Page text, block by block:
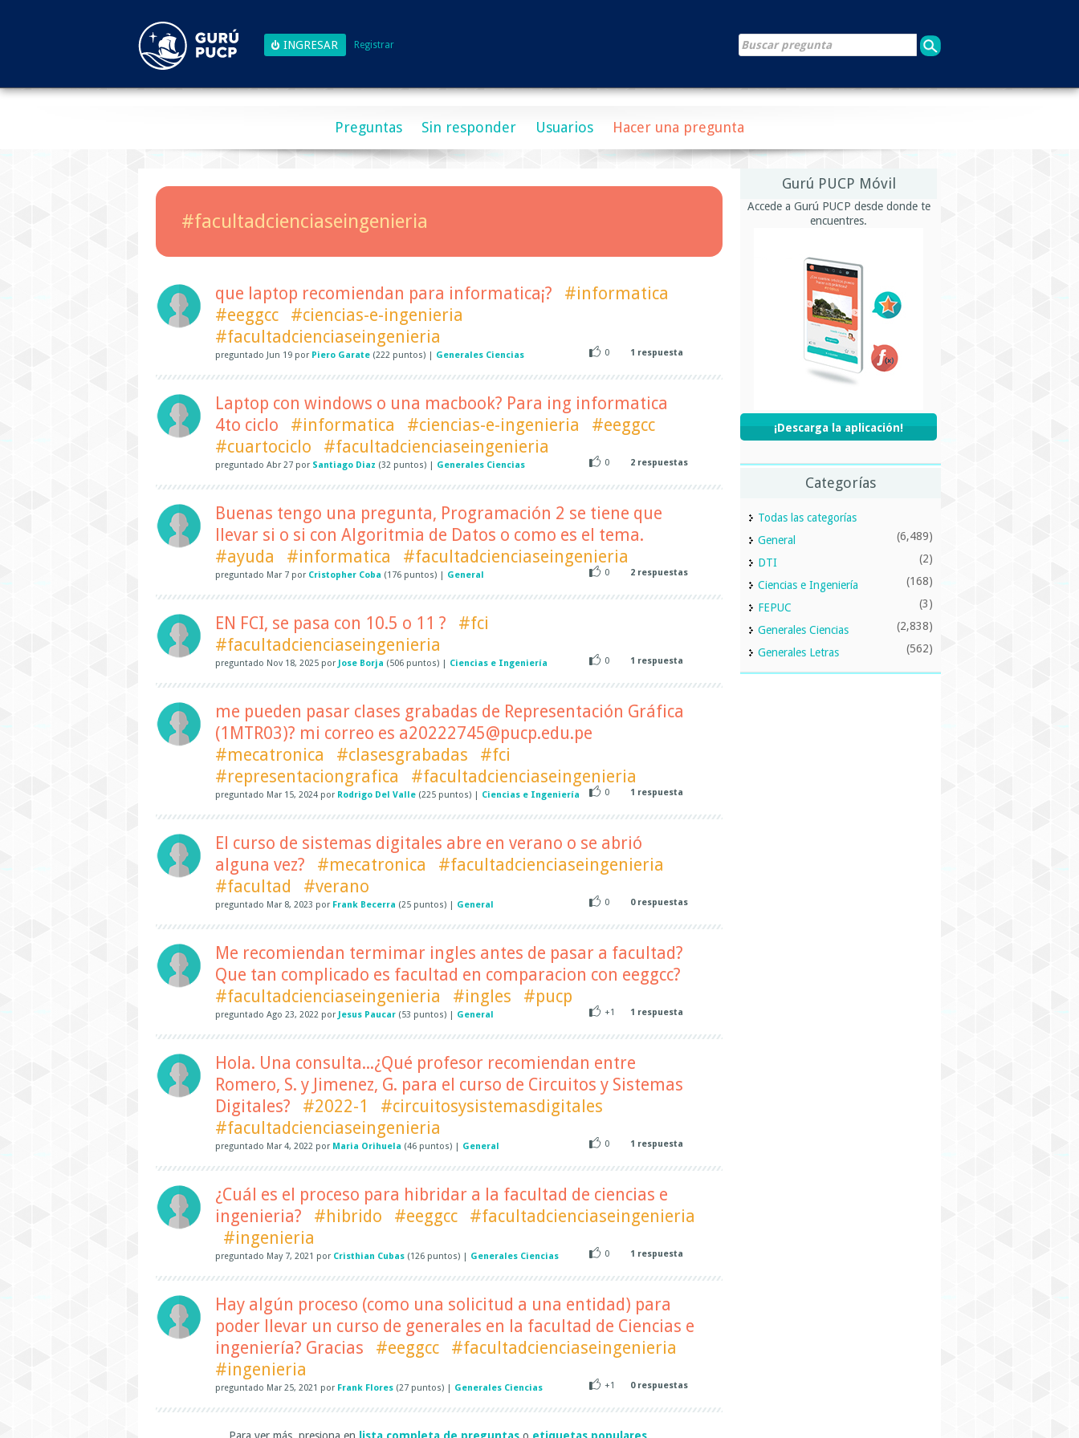
Registrar
Preguntas Sin responder Usuarios Hacer una pregunta
#facultadcienciaseingenieria
que laptop recomiendan para informatica¡?
#informatica
#eeggcc
#ciencias-e-ingenieria
#facultadcienciaseingenieria
preguntado Jun 19 por Piero Garate (222 puntos) Generales Ciencias 0 1 respuesta
Laptop con windows o una macbook? Para ing informatica
4to ciclo
#informatica #ciencias-e-ingenieria
#eeggcc
#cuartociclo
#facultadcienciaseingenieria
preguntado Abr 27 por Santiago Diaz (32 puntos) Generales Ciencias 0 2 respuestas
Buenas tengo una pregunta, Programación 2 se tiene que
llevar si o si con Algoritmia de Datos o como es el tema.
#ayuda
#informatica #facultadcienciaseingenieria
preguntado Mar 7 por Cristopher Coba (176 puntos) General 0 2 respuestas
EN FCI, se pasa con 10.5 o 11 ?
#fci
#facultadcienciaseingenieria
preguntado Nov 18, 2025 por Jose Borja (506 puntos) Ciencias e Ingeniería 0 1 respuesta
me pueden pasar clases grabadas de Representación Gráfica
(1MTR03)? mi correo es a20222745@pucp.edu.pe
#mecatronica
#clasesgrabadas
#fci
#representaciongrafica
#facultadcienciaseingenieria
preguntado Mar 15, 2024 por Rodrigo Del Valle (225 puntos) Ciencias e Ingeniería 0 1 respuesta
El curso de sistemas digitales abre en verano o se abrió
alguna vez?
#mecatronica
#facultadcienciaseingenieria
#facultad
#verano
preguntado Mar 8, 2023 por Frank Becerra (25 puntos) General 0 0respuestas
Me recomiendan termimar ingles antes de pasar a facultad?
Que tan complicado es facultad en comparacion con eeggcc?
#facultadcienciaseingenieria
#ingles #pucp
preguntado Ago 23, 2022 por Jesus Paucar (53 puntos) General +1 1 respuesta
Hola. Una consulta...¿Qué profesor recomiendan entre
Romero, S. y Jimenez, G. para el curso de Circuitos y Sistemas
Digitales?
#2022-1
#circuitosysistemasdigitales
#facultadcienciaseingenieria
preguntado Mar 4, 2022 por Maria Orihuela (46 puntos) General 0 1 respuesta
¿Cuál es el proceso para hibridar a la facultad de ciencias e
ingenieria?
#hibrido #eeggcc
#facultadcienciaseingenieria
#ingenieria
preguntado May 7, 2021 por Cristhian Cubas (126 puntos) Generales Ciencias 0 1 respuesta
Hay algún proceso (como una solicitud a una entidad) para
poder llevar un curso de generales en la facultad de Ciencias e
ingeniería? Gracias
#eeggcc
#facultadcienciaseingenieria
#ingenieria
preguntado Mar 25, 2021 por Frank Flores (27 puntos) Generales Ciencias +1 0respuestas
Gurú PUCP Móvil
Accede a Gurú PUCP desde donde te
encuentres.
¡Descarga la aplicación!
Categorías
Todas las categorías
General
(6,489)
DTI (2)
Ciencias e Ingeniería (168)
FEPUC (3)
Generales Ciencias (2,838)
Generales Letras (562)